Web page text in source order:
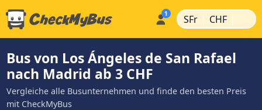
SFr | CHF |
Bus von Los Ángeles de San Rafael
nach Madrid ab 3 CHF
Vergleiche alle Busunternehmen und finde den besten Preis
mit CheckMyBus